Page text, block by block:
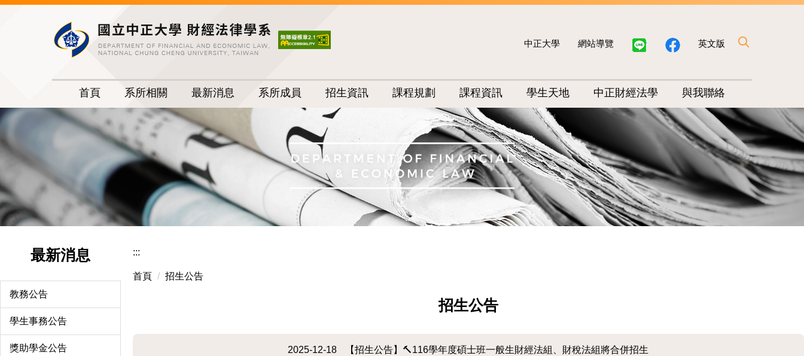
中正大學 網站導覽 英文版
首頁 系所相關 最新消息 系所成員 招生資訊 課程規劃 課程資訊 學生天地 中正財經法學 與我聯絡
最新消息
教務公告
學生事務公告
獎助學金公告
:::
首頁 招生公告
招生公告
2025-12-18 【招生公告】🔨116學年度碩士班一般生財經法組、財稅法組將合併招生